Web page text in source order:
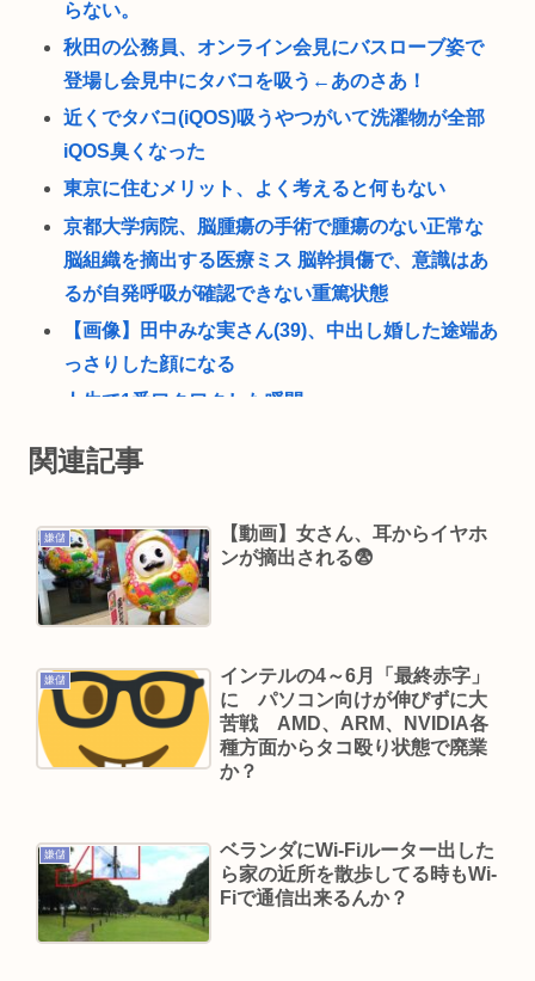
らない。
秋田の公務員、オンライン会見にバスローブ姿で
登場し会見中にタバコを吸う←あのさあ！
近くでタバコ(iQOS)吸うやつがいて洗濯物が全部
iQOS臭くなった
東京に住むメリット、よく考えると何もない
京都大学病院、脳腫瘍の手術で腫瘍のない正常な
脳組織を摘出する医療ミス 脳幹損傷で、意識はあ
るが自発呼吸が確認できない重篤状態
【画像】田中みな実さん(39)、中出し婚した途端あ
っさりした顔になる
人生で1番ワクワクした瞬間
ング 5位は埼玉県川口市、4位京都市
飯が手抜きすぎてキレそう
KIINA.こと氷川きよしさん、ライブを前にあたシ
コ欲全開www
学的に詰められてガチ切れwww
おぎやはぎ嘆く パーカー、ハーフパンツに続きボ
ディーバッグも”ダサい”論争に「なんでおじさん
だけ言われるの？」
要素”をふんだんに盛り自衛隊公式😲
夏休み全く面白くないんだが
楽しんご “元ジャンポケ斉藤慎二被告求刑懲役7
関連記事
嫌儲
【動画】女さん、耳からイヤホ
ンが摘出される😨
嫌儲
インテルの4～6月「最終赤字」
に パソコン向けが伸びずに大
苦戦 AMD、ARM、NVIDIA各
種方面からタコ殴り状態で廃業
か？
嫌儲
ベランダにWi-Fiルーター出した
ら家の近所を散歩してる時もWi-
Fiで通信出来るんか？